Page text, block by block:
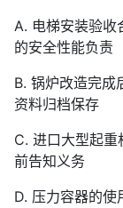
A. 电梯安装验收
的安全性能负责
B. 锅炉改造完成
资料归档保存
C. 进口大型起重
前告知义务
D. 压力容器的使